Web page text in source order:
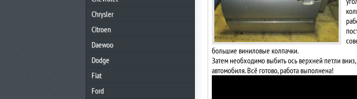
Chrysler
Citroen
Daewoo
Dodge
Fiat
Ford
большие виниловые колпачки.
Затем необходимо выбить ось верхней петли
автомобиля. Всё готово, работа выполнена!